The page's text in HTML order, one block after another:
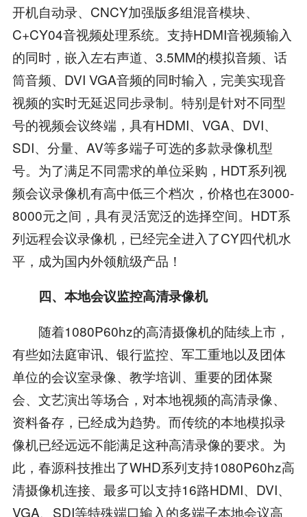
开机自动录、CNCY加强版多组混音模块、
C+CY04音视频处理系统。支持HDMI音视频输入
的同时，嵌入左右声道、3.5MM的模拟音频、话
筒音频、DVI VGA音频的同时输入，完美实现音
视频的实时无延迟同步录制。特别是针对不同型
号的视频会议终端，具有HDMI、VGA、DVI、
SDI、分量、AV等多端子可选的多款录像机型
号。为了满足不同需求的单位采购，HDT系列视
频会议录像机有高中低三个档次，价格也在3000-
8000元之间，具有灵活宽泛的选择空间。HDT系
列远程会议录像机，已经完全进入了CY四代机水
平，成为国内外领航级产品！
四、本地会议监控高清录像机
随着1080P60hz的高清摄像机的陆续上市，
有些如法庭审讯、银行监控、军工重地以及团体
单位的会议室录像、教学培训、重要的团体聚
会、文艺演出等场合，对本地视频的高清录像、
资料备存，已经成为趋势。而传统的本地模拟录
像机已经远远不能满足这种高清录像的要求。为
此，春源科技推出了WHD系列支持1080P60hz高
清摄像机连接、最多可以支持16路HDMI、DVI、
VGA、SDI等特殊端口输入的多端子本地会议高